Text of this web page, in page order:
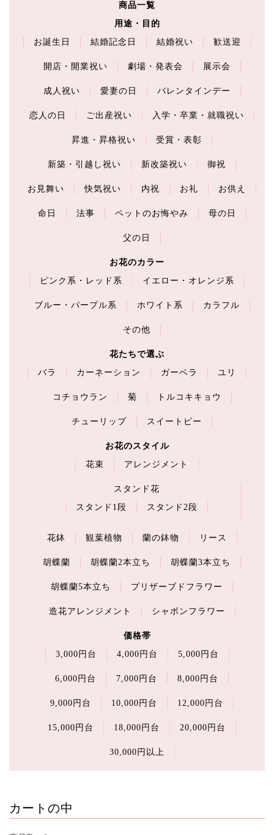
商品一覧
用途・目的
お誕生日
結婚記念日 結婚祝い 歓送迎
開店・開業祝い 劇場・発表会 展示会
成人祝い 愛妻の日 バレンタインデー
恋人の日 ご出産祝い 入学・卒業・就職祝い
昇進・昇格祝い 受賞・表彰
新築・引越し祝い 新改築祝い 御祝
お見舞い 快気祝い 内祝 お礼 お供え
命日 法事 ペットのお悔やみ 母の日
父の日
お花のカラー
ピンク系・レッド系
イエロー・オレンジ系
ブルー・パープル系 ホワイト系 カラフル
その他
花たちで選ぶ
バラ
カーネーション ガーベラ ユリ
コチョウラン 菊 トルコキキョウ
チューリップ スイートピー
お花のスタイル
花束
アレンジメント
スタンド花
スタンド1段
スタンド2段
花鉢 観葉植物 蘭の鉢物 リース
胡蝶蘭 胡蝶蘭2本立ち 胡蝶蘭3本立ち
胡蝶蘭5本立ち プリザーブドフラワー
造花アレンジメント シャボンフラワー
価格帯
3,000円台
4,000円台 5,000円台
6,000円台 7,000円台 8,000円台
9,000円台 10,000円台 12,000円台
15,000円台 18,000円台 20,000円台
30,000円以上
カートの中